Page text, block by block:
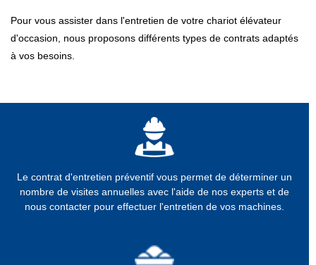
Pour vous assister dans l'entretien de votre chariot élévateur
d'occasion, nous proposons différents types de contrats adaptés
à vos besoins.
Le contrat d'entretien préventif vous permet de déterminer un
nombre de visites annuelles avec l'aide de nos experts et de
nous contacter pour effectuer l'entretien de vos machines.